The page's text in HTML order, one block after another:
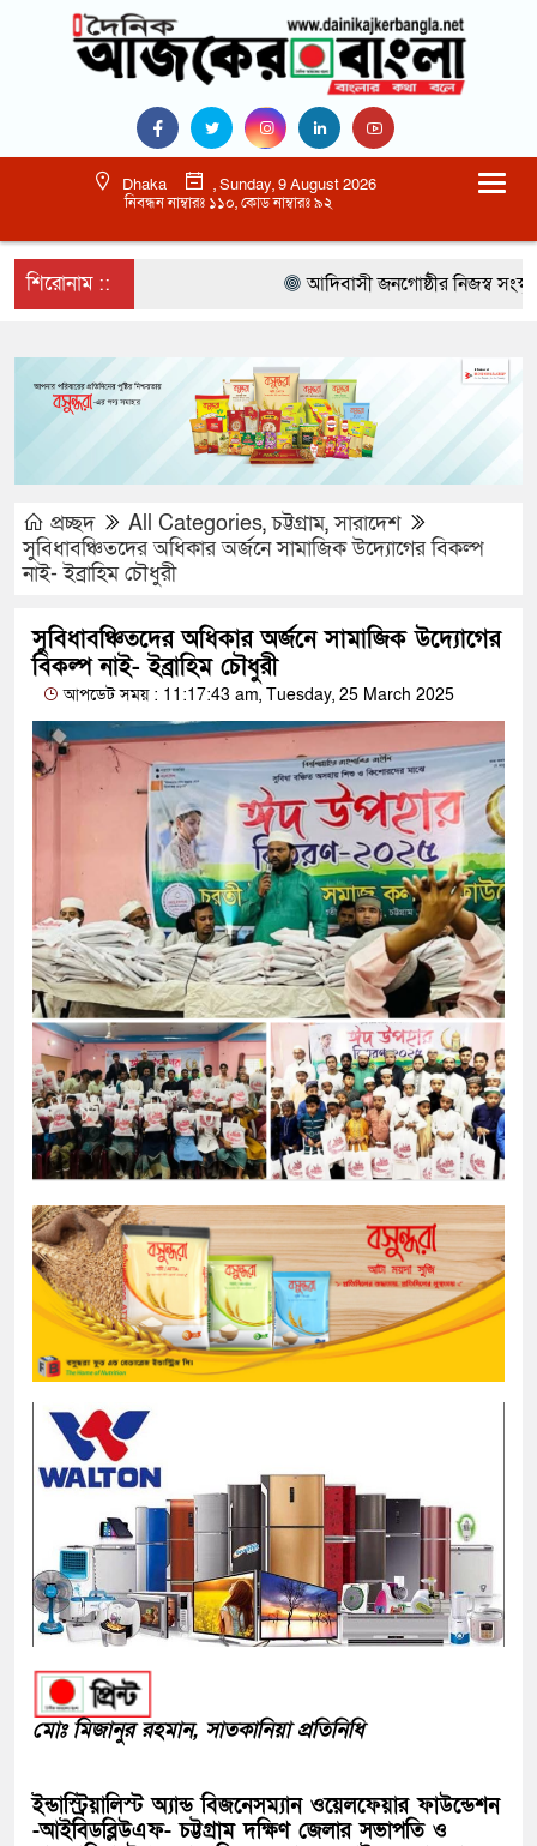
Dhaka
, Sunday, 9 August 2026
নিবন্ধন নাম্বারঃ ১১০, কোড নাম্বারঃ ৯২
শিরোনাম :: আদিবাসী জনগোষ্ঠীর নিজস্ব সংস্কৃতি
প্রচ্ছদ All Categories,চট্টগ্রাম,সারাদেশ
সুবিধাবঞ্চিতদের অধিকার অর্জনে সামাজিক উদ্যোগের বিকল্প
নাই- ইব্রাহিম চৌধুরী
সুবিধাবঞ্চিতদের অধিকার অর্জনে সামাজিক উদ্যোগের
বিকল্প নাই- ইব্রাহিম চৌধুরী
আপডেট সময় : 11:17:43 am, Tuesday, 25 March 2025
মোঃ মিজানুর রহমান, সাতকানিয়া প্রতিনিধি
ইন্ডাস্ট্রিয়ালিস্ট অ্যান্ড বিজনেসম্যান ওয়েলফেয়ার ফাউন্ডেশন
-আইবিডব্লিউএফ- চট্টগ্রাম দক্ষিণ জেলার সভাপতি ও